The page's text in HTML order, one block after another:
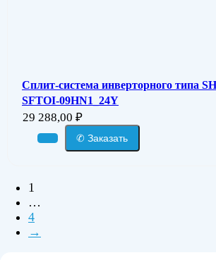
Сплит-система инверторного типа
SFTOI-09HN1_24Y
29 288,00 ₽
✆ Заказать
1
…
4
→